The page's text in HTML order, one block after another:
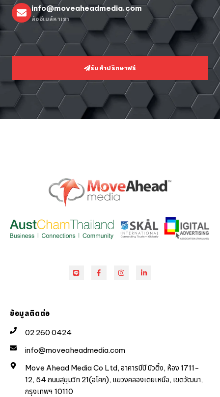
info@moveaheadmedia.com
ส่งอีเมล์หาเรา
รับคำปรึกษาฟรี
ข้อมูลติดต่อ
02 260 0424
info@moveaheadmedia.com
Move Ahead Media Co Ltd, อาคารบีบี บิวดิ้ง, ห้อง 1711-
12, 54 ถนนสุขุมวิท 21(อโศก), แขวงคลองเตยเหนือ, เขตวัฒนา,
กรุงเทพฯ 10110